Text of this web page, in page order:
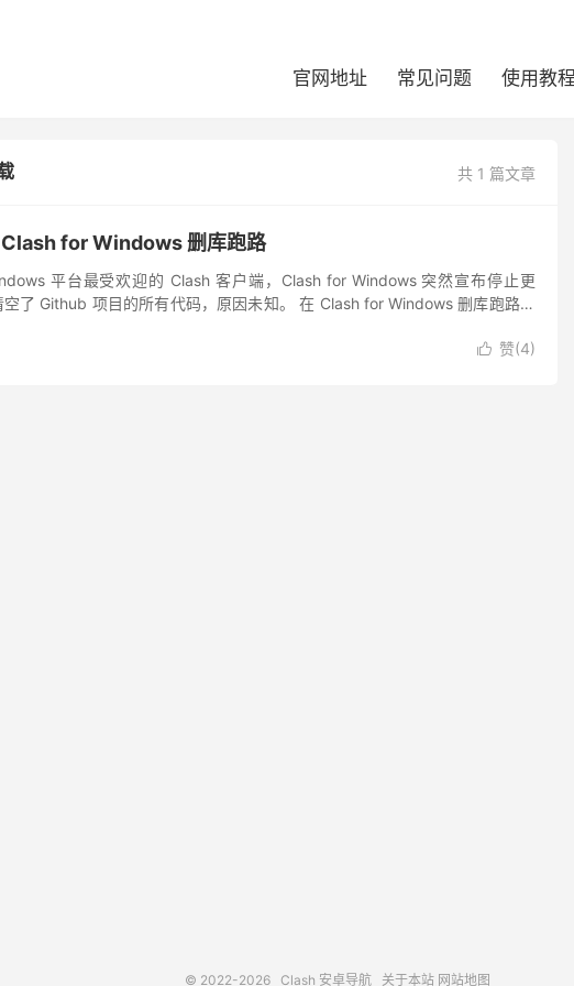
官网地址 常见问题 使用教程
共 1 篇文章
for Windows 删库跑路
平台最受欢迎的 Clash 客户端，Clash for Windows 突然宣布停止更
空了 Github 项目的所有代码，原因未知。 在 Clash for Windows 删库跑路的
 赞(4)
© 2022-2026 Clash 安卓导航 关于本站 网站地图